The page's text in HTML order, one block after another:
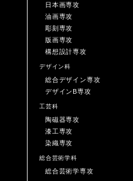
日本画専攻
油画専攻
彫刻専攻
版画専攻
構想設計専攻
デザイン科
総合デザイン専攻
デザインB専攻
工芸科
陶磁器専攻
漆工専攻
染織専攻
総合芸術学科
総合芸術学専攻